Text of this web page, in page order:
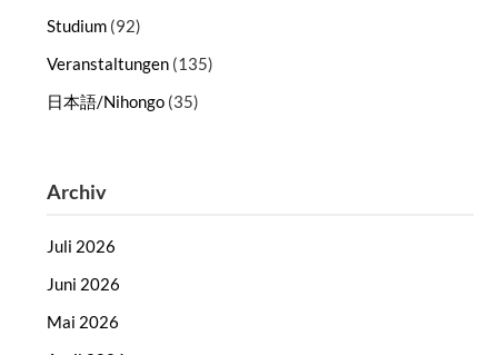
Studium (92)
Veranstaltungen (135)
日本語/Nihongo (35)
Archiv
Juli 2026
Juni 2026
Mai 2026